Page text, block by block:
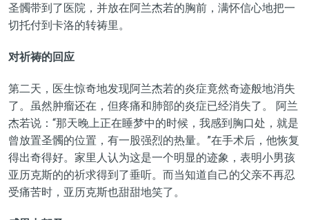
圣髑带到了医院，并放在阿兰杰若的胸前，满怀信心地把一
切托付到卡洛的转祷里。
对祈祷的回应
第二天，医生惊奇地发现阿兰杰若的炎症竟然奇迹般地消失
了。虽然肿瘤还在，但疼痛和肺部的炎症已经消失了。 阿兰
杰若说：“那天晚上正在睡梦中的时候，我感到胸口处，就是
曾放置圣髑的位置，有一股强烈的热量。”在手术后，他恢复
得出奇得好。家里人认为这是一个明显的迹象，表明小男孩
亚历克斯的的祈求得到了垂听。而当知道自己的父亲不再忍
受痛苦时，亚历克斯也甜甜地笑了。